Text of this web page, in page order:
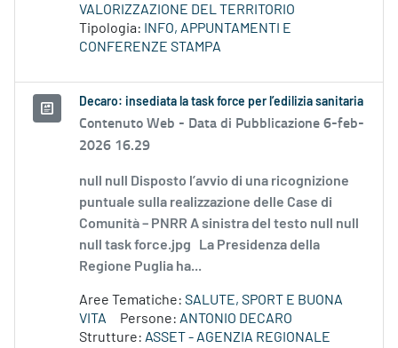
VALORIZZAZIONE DEL TERRITORIO
Tipologia:
INFO, APPUNTAMENTI E
CONFERENZE STAMPA
Decaro: insediata la task force per l’edilizia sanitaria
Contenuto Web - Data di Pubblicazione 6-feb-
2026 16.29
null null Disposto l’avvio di una ricognizione
puntuale sulla realizzazione delle Case di
Comunità – PNRR A sinistra del testo null null
null task force.jpg La Presidenza della
Regione Puglia ha...
Aree Tematiche: SALUTE, SPORT E BUONA
VITA
Persone: ANTONIO DECARO
Strutture: ASSET - AGENZIA REGIONALE